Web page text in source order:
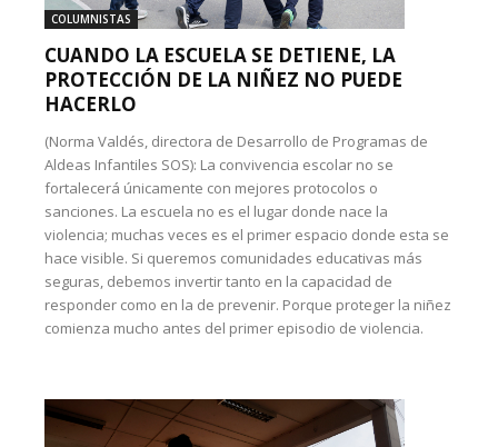
COLUMNISTAS
CUANDO LA ESCUELA SE DETIENE, LA
PROTECCIÓN DE LA NIÑEZ NO PUEDE
HACERLO
(Norma Valdés, directora de Desarrollo de Programas de
Aldeas Infantiles SOS): La convivencia escolar no se
fortalecerá únicamente con mejores protocolos o
sanciones. La escuela no es el lugar donde nace la
violencia; muchas veces es el primer espacio donde esta se
hace visible. Si queremos comunidades educativas más
seguras, debemos invertir tanto en la capacidad de
responder como en la de prevenir. Porque proteger la niñez
comienza mucho antes del primer episodio de violencia.